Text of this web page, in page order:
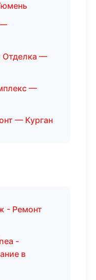
—
Отделка —
—
— Курган
- Ремонт
-
в